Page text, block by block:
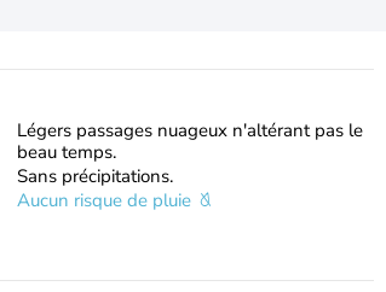
Légers passages nuageux n'altérant pas le
beau temps.
Sans précipitations.
Aucun risque de pluie